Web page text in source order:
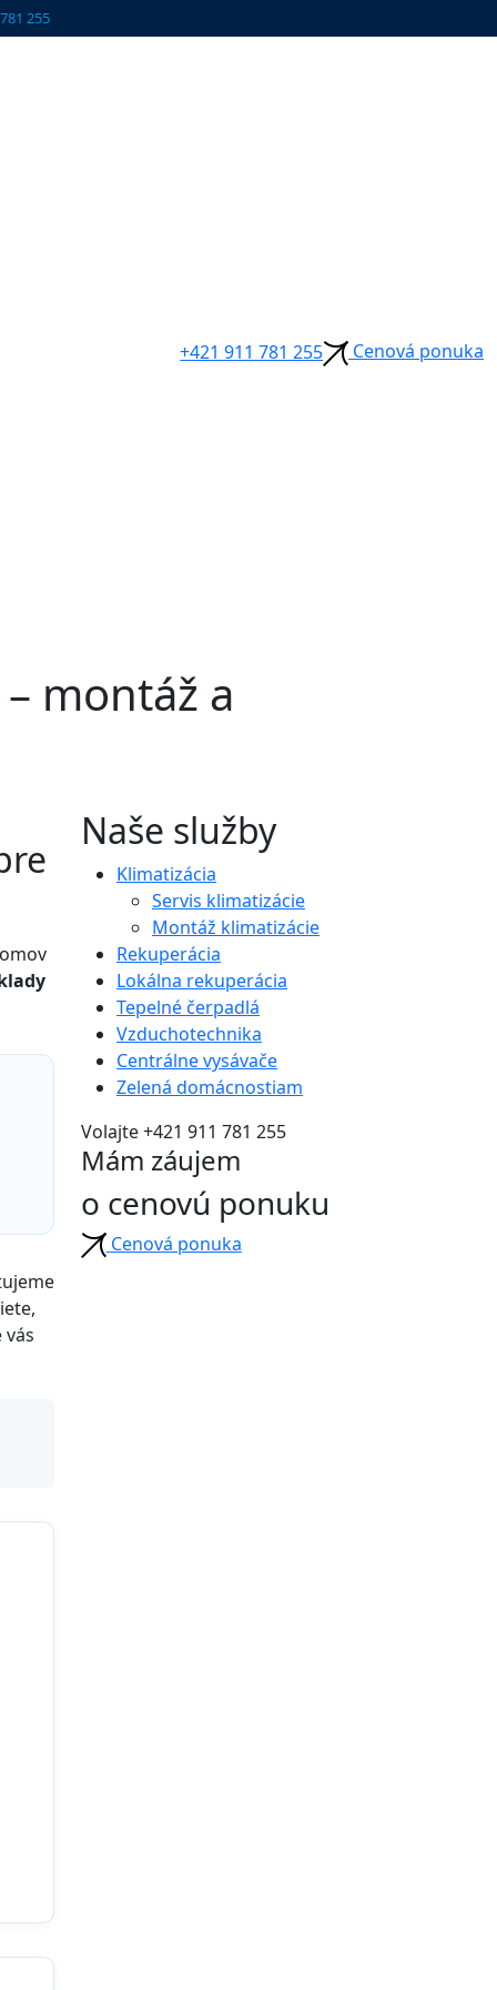
255
+421 911 781 255 Cenová ponuka
montáž a
Naše služby
Klimatizácia
Servis klimatizácie
Montáž klimatizácie
Rekuperácia
Lokálna rekuperácia
Tepelné čerpadlá
Vzduchotechnika
Centrálne vysávače
Zelená domácnostiam
Volajte +421 911 781 255
Mám záujem
o cenovú ponuku
Cenová ponuka